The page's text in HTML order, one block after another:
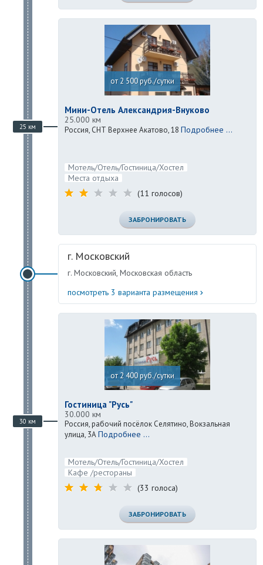
25 км
от 2 500 руб./сутки
Мини-Отель Александрия-Внуково
25.000 км
Россия, СНТ Верхнее Акатово, 18 Подробнее ...
Мотель/Отель/Гостиница/Хостел
Места отдыха
(11 голосов)
ЗАБРОНИРОВАТЬ
г. Московский
г. Московский, Московская область
посмотреть 3 варианта размещения
30 км
от 2 400 руб./сутки
Гостиница "Русь"
30.000 км
Россия, рабочий посёлок Селятино, Вокзальная
улица, 3АПодробнее ...
Мотель/Отель/Гостиница/Хостел
Кафе /рестораны
(33 голоса)
ЗАБРОНИРОВАТЬ